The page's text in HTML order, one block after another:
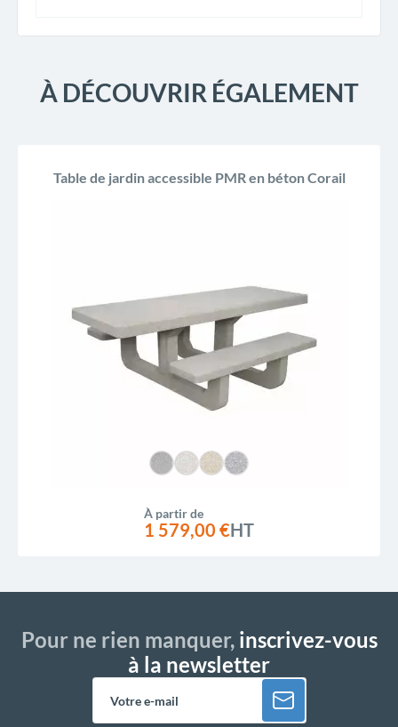
À DÉCOUVRIR ÉGALEMENT
Table de jardin accessible PMR en béton Corail
À partir de
1 579,00 €HT
Pour ne rien manquer,inscrivez-vous
à la newsletter